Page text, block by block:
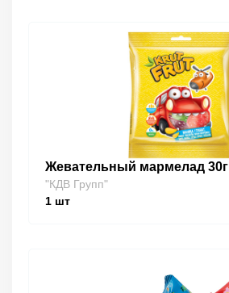
Жевательный мармелад 30г
"КДВ Групп"
1 шт